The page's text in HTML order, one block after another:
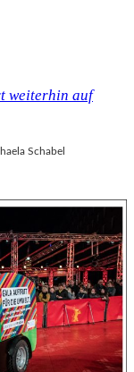
weiterhin auf
Schabel